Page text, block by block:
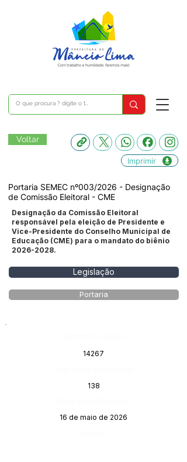
Voltar
Imprimir
Portaria SEMEC nº003/2026 - Designação
de Comissão Eleitoral - CME
Designação da Comissão Eleitoral
responsável pela eleição de Presidente e
Vice-Presidente do Conselho Municipal de
Educação (CME) para o mandato do biênio
2026-2028.
Legislação
Portaria
14267
138
16 de maio de 2026